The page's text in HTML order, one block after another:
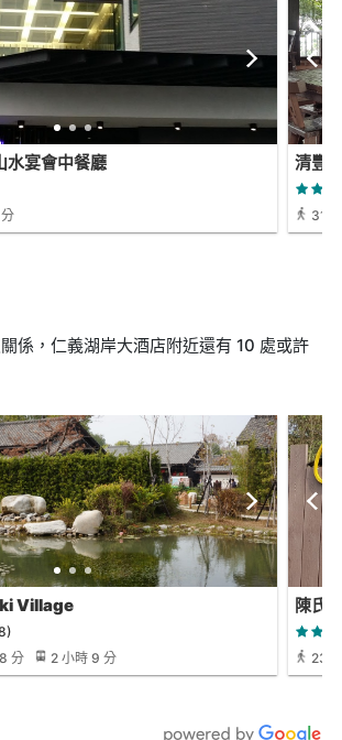
水宴會中餐廳 清豐
31 分
係，仁義湖岸大酒店附近還有 10 處或許
Village
分 2 小時 9 分
陳氏
23